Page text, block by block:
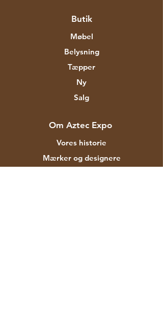
Butik
Møbel
Belysning
Tæpper
Ny
Salg
Om Aztec Expo
Vores historie
Mærker og designere